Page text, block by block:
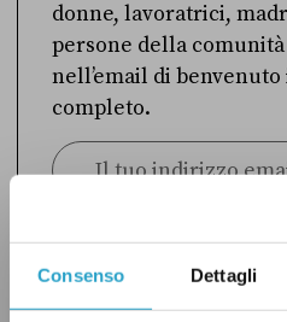
Consenso Dettagli
donne, lavoratrici,
persone della comunità
nell’email di
completo.
Ho preso visione dell’